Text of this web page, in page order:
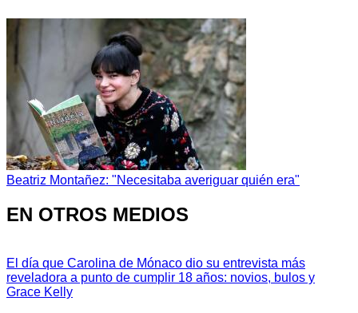
Beatriz Montañez: "Necesitaba averiguar quién era"
EN OTROS MEDIOS
El día que Carolina de Mónaco dio su entrevista más
reveladora a punto de cumplir 18 años: novios, bulos y
Grace Kelly